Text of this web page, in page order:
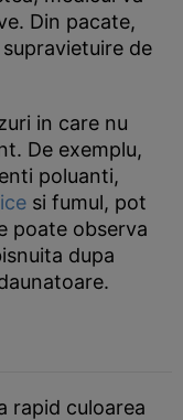
Din pacate,
de
in care nu
De exemplu,
poluanti,
si fumul, pot
poate observa
dupa
rapid culoarea